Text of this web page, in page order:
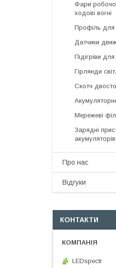
Фари
ходові вогні
Профіль для
Датчики
Підігріви
Гірлянди
Скотч
Мережеві
Зарядні
акумуляторів
Про нас
Відгуки
КОНТАКТИ
LEDspectr